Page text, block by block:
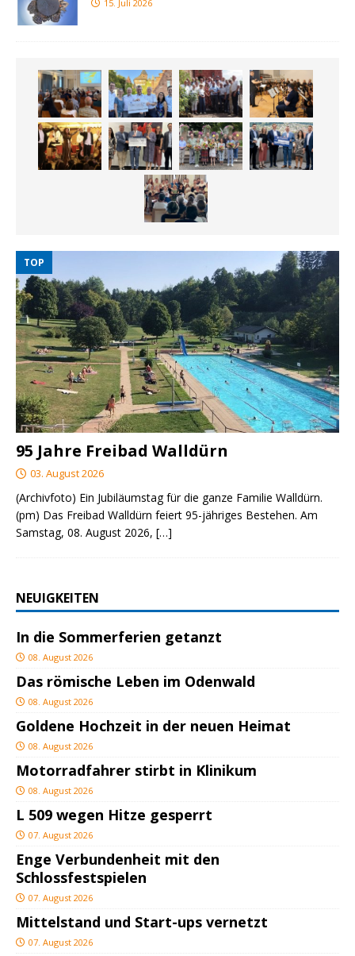
15. Juli 2026
TOP
95 Jahre Freibad Walldürn
03. August 2026
(Archivfoto) Ein Jubiläumstag für die ganze Familie Walldürn.
(pm) Das Freibad Walldürn feiert 95-jähriges Bestehen. Am
Samstag, 08. August 2026, […]
NEUIGKEITEN
In die Sommerferien getanzt
08. August 2026
Das römische Leben im Odenwald
08. August 2026
Goldene Hochzeit in der neuen Heimat
08. August 2026
Motorradfahrer stirbt in Klinikum
08. August 2026
L 509 wegen Hitze gesperrt
07. August 2026
Enge Verbundenheit mit den
Schlossfestspielen
07. August 2026
Mittelstand und Start-ups vernetzt
07. August 2026